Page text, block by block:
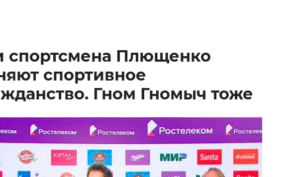
спортсмена Плющенко
спортивное
Гном Гномыч тоже